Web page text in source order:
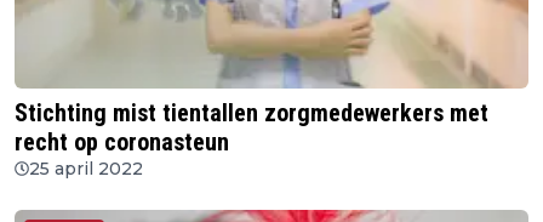
Stichting mist tientallen zorgmedewerkers met
recht op coronasteun
25 april 2022